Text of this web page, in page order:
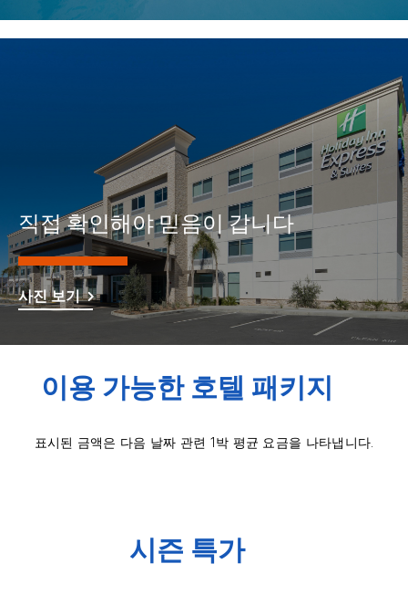
직접 확인해야 믿음이 갑니다
사진 보기
이용 가능한 호텔 패키지
표시된 금액은 다음 날짜 관련 1박 평균 요금을 나타냅니다.
시즌 특가